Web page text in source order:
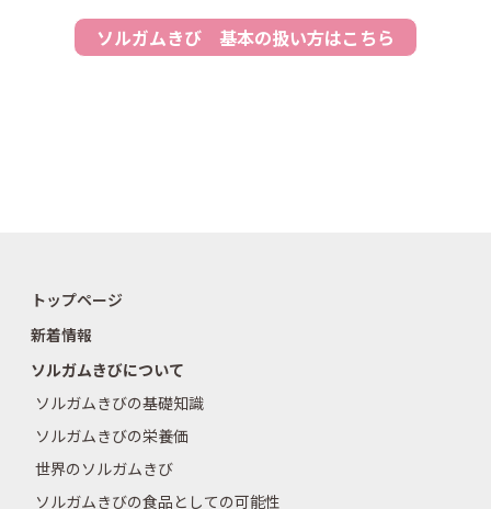
ソルガムきび 基本の扱い方はこちら
トップページ
新着情報
ソルガムきびについて
ソルガムきびの基礎知識
ソルガムきびの栄養価
世界のソルガムきび
ソルガムきびの食品としての可能性